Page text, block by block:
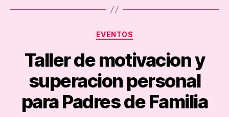
Categories
EVENTOS
Taller de motivacion y
superacion personal
para Padres de Familia